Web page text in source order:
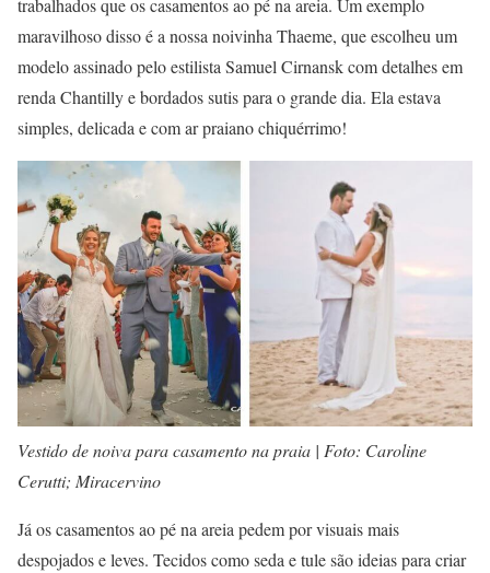
trabalhados que os casamentos ao pé na areia. Um exemplo
maravilhoso disso é a nossa noivinha Thaeme, que escolheu um
modelo assinado pelo estilista Samuel Cirnansk com detalhes em
renda Chantilly e bordados sutis para o grande dia. Ela estava
simples, delicada e com ar praiano chiquérrimo!
Vestido de noiva para casamento na praia | Foto: Caroline
Cerutti; Miracervino
Já os casamentos ao pé na areia pedem por visuais mais
despojados e leves. Tecidos como seda e tule são ideias para criar